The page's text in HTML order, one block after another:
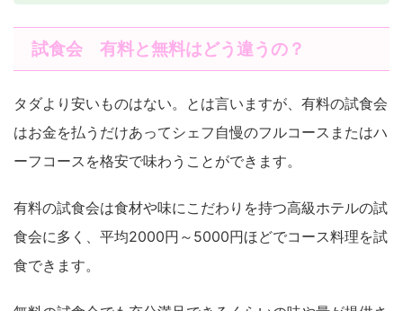
試食会 有料と無料はどう違うの？
タダより安いものはない。とは言いますが、有料の試食会
はお金を払うだけあってシェフ自慢のフルコースまたはハ
ーフコースを格安で味わうことができます。
有料の試食会は食材や味にこだわりを持つ高級ホテルの試
食会に多く、平均2000円～ 5000円ほどでコース料理を試
食できます。